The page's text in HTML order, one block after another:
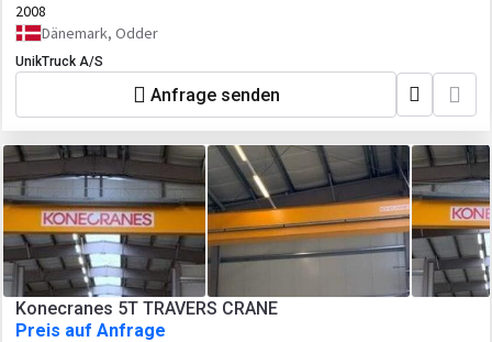
2008
Dänemark, Odder
UnikTruck A/S
Anfrage senden
Konecranes 5T TRAVERS CRANE
Preis auf Anfrage